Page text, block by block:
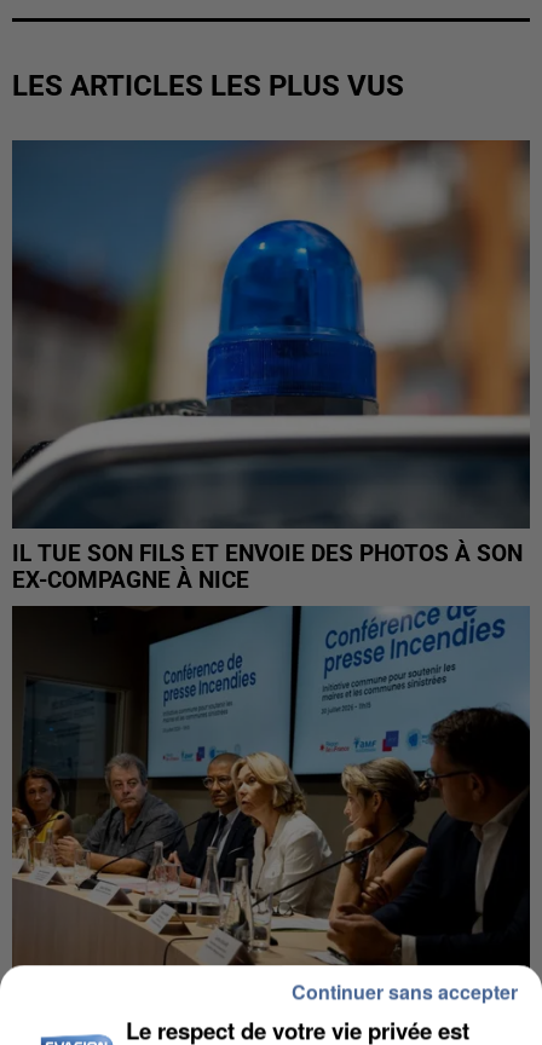
LES ARTICLES LES PLUS VUS
IL TUE SON FILS ET ENVOIE DES PHOTOS À SON
EX-COMPAGNE À NICE
INCENDIES : L’ÎLE-DE-FRANCE LANCE UN ÉLAN
Le respect de votre vie privée est
Continuer sans accepter